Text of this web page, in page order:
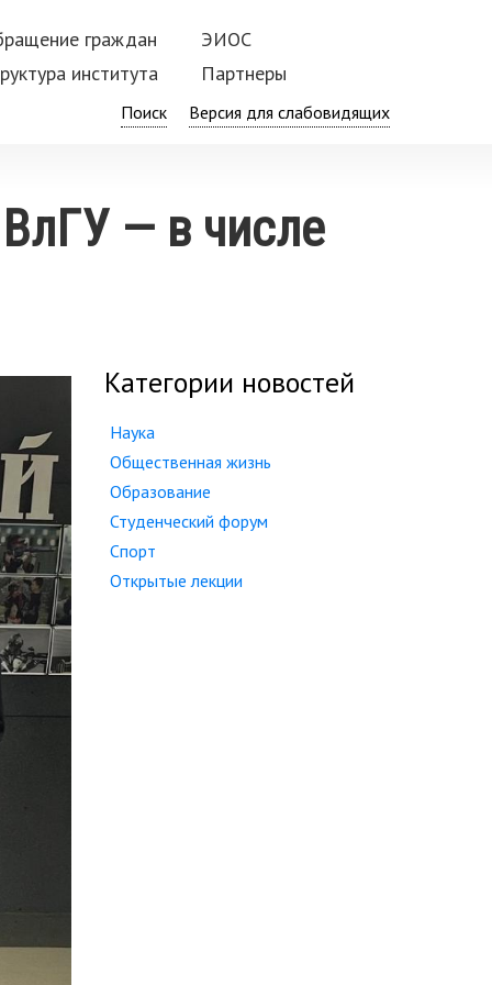
граждан
ЭИОС
института
Партнеры
Поиск
— в числе
Категории новостей
Наука
Общественная жизнь
Образование
Студенческий форум
Спорт
Открытые лекции